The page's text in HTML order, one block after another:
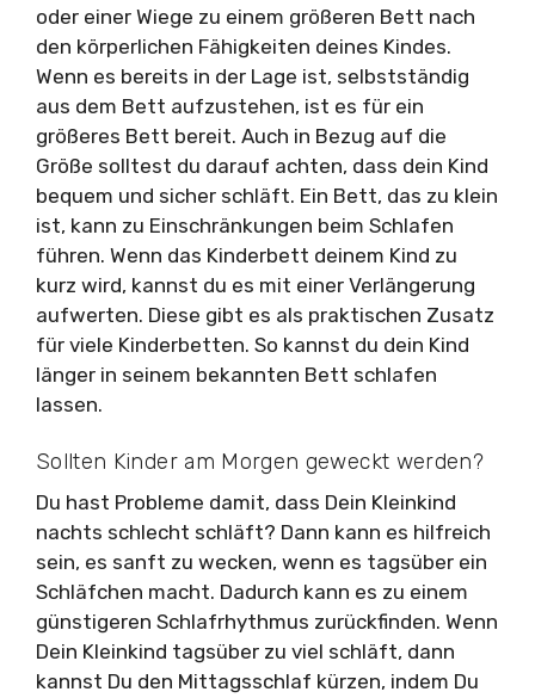
oder einer Wiege zu einem größeren Bett nach
den körperlichen Fähigkeiten deines Kindes.
Wenn es bereits in der Lage ist, selbstständig
aus dem Bett aufzustehen, ist es für ein
größeres Bett bereit. Auch in Bezug auf die
Größe solltest du darauf achten, dass dein Kind
bequem und sicher schläft. Ein Bett, das zu klein
ist, kann zu Einschränkungen beim Schlafen
führen. Wenn das Kinderbett deinem Kind zu
kurz wird, kannst du es mit einer Verlängerung
aufwerten. Diese gibt es als praktischen Zusatz
für viele Kinderbetten. So kannst du dein Kind
länger in seinem bekannten Bett schlafen
lassen.
Sollten Kinder am Morgen geweckt werden?
Du hast Probleme damit, dass Dein Kleinkind
nachts schlecht schläft? Dann kann es hilfreich
sein, es sanft zu wecken, wenn es tagsüber ein
Schläfchen macht. Dadurch kann es zu einem
günstigeren Schlafrhythmus zurückfinden. Wenn
Dein Kleinkind tagsüber zu viel schläft, dann
kannst Du den Mittagsschlaf kürzen, indem Du